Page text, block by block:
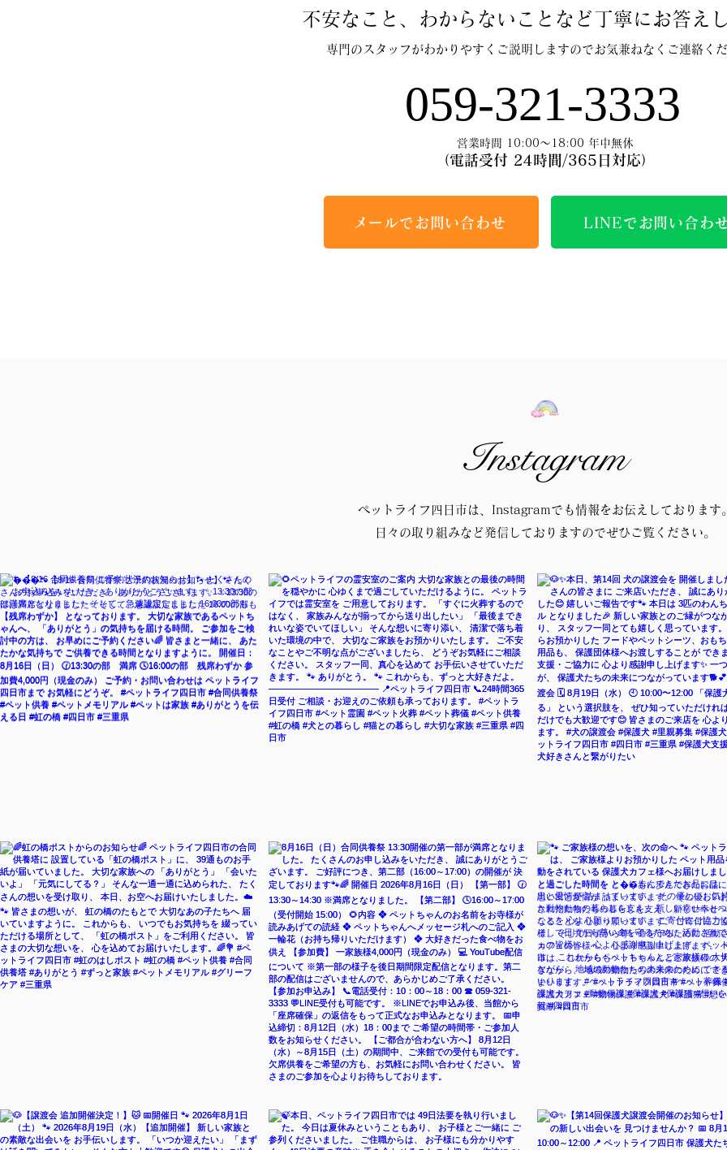
不安なこと、わからないことなど丁寧にお答え
専門のスタッフがわかりやすくご説明しますのでお気兼ねなくご連絡く
059-321-3333
営業時間 10:00～18:00 年中無休
（電話受付 24時間/365日対応）
メールでお問い合わせ LINEでお問い合わ
Instagram
ペットライフ四日市は、Instagramでも情報をお伝えしております
日々の取り組みなど発信しておりますのでぜひご覧ください。